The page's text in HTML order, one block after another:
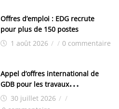
Offres d’emploi : EDG recrute
pour plus de 150 postes
1 août 2026 / / 0 commentaire
Appel d’offres international de
GDB pour les travaux
d’aménagement de la zone
industrielle de FANDJE (PAZIF)
30 juillet 2026 / /